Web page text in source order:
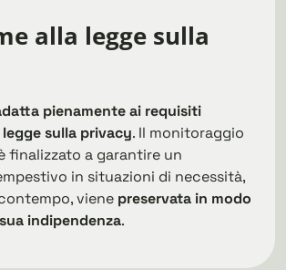
alla legge sulla
pienamente ai requisiti
sulla privacy. Il monitoraggio
finalizzato a garantire un
in situazioni di necessità,
viene preservata in modo
indipendenza.